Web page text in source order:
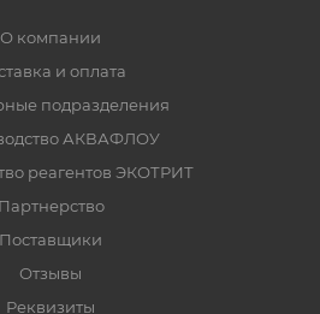
О компании
и оплата
подразделения
АКВАФЛОУ
реагентов ЭКОТРИТ
Партнерство
Поставщики
Отзывы
Реквизиты